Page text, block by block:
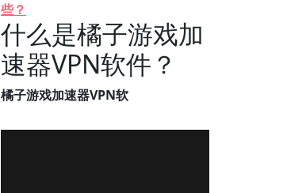
些？
什么是橘子游戏加
速器VPN软件？
橘子游戏加速器VPN软